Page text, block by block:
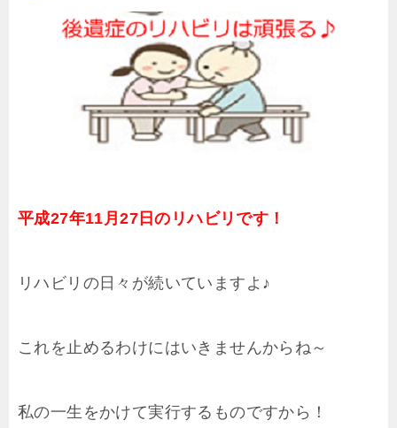
平成27年11月27日のリハビリです！
リハビリの日々が続いていますよ♪
これを止めるわけにはいきませんからね～
私の一生をかけて実行するものですから！